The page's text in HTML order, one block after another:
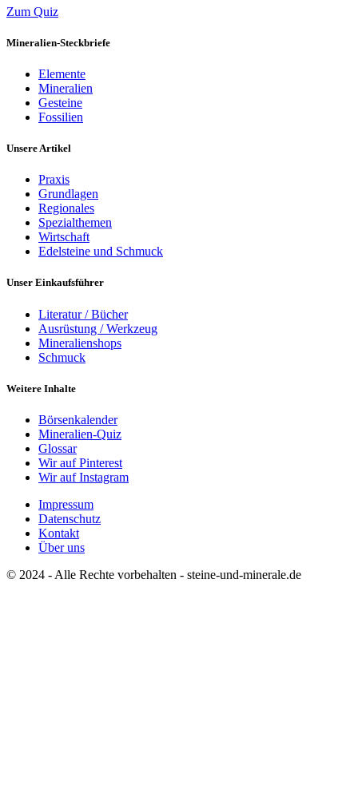
Zum Quiz
Mineralien-Steckbriefe
Elemente
Mineralien
Gesteine
Fossilien
Unsere Artikel
Praxis
Grundlagen
Regionales
Spezialthemen
Wirtschaft
Edelsteine und Schmuck
Unser Einkaufsführer
Literatur / Bücher
Ausrüstung / Werkzeug
Mineralienshops
Schmuck
Weitere Inhalte
Börsenkalender
Mineralien-Quiz
Glossar
Wir auf Pinterest
Wir auf Instagram
Impressum
Datenschutz
Kontakt
Über uns
© 2024 - Alle Rechte vorbehalten - steine-und-minerale.de